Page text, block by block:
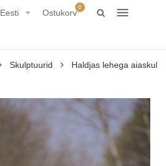
Eesti
0
Ostukorv
Skulptuurid Haldjas lehega